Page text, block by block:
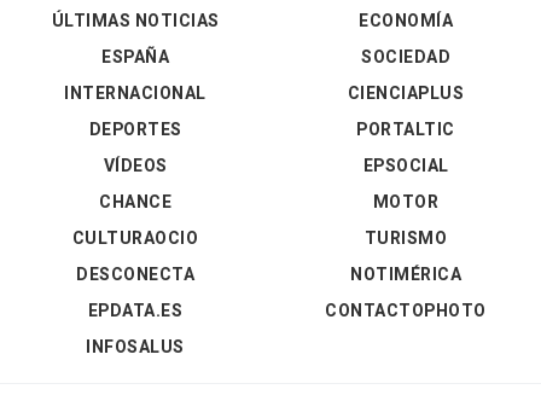
ÚLTIMAS NOTICIAS
ESPAÑA
INTERNACIONAL
DEPORTES
VÍDEOS
ECONOMÍA
SOCIEDAD
CIENCIAPLUS
PORTALTIC
EPSOCIAL
CHANCE
CULTURAOCIO
DESCONECTA
EPDATA.ES
INFOSALUS
MOTOR
TURISMO
NOTIMÉRICA
CONTACTOPHOTO